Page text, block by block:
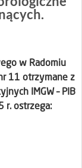
w Radomiu
11 otrzymane z
IMGW – PIB
r. ostrzega: